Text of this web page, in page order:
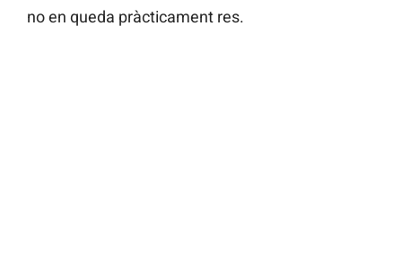
no en queda pràcticament res.